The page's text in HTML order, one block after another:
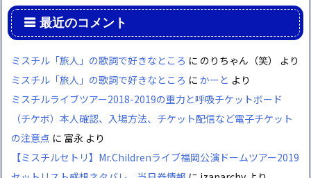
最近のコメント
ミスチル「旅人」の歌詞で好きなところ に のりちゃん（笑）
より
ミスチル「旅人」の歌詞で好きなところ に かーと より
ミスチルライブツアー2018-2019の重力と呼吸チケットボード
（チケボ）本人確認、入場方法、チケット配信など電子チケット
の注意点 に 富永 より
【ミスチルセトリ】Mr.Childrenライブ福岡公演ドームツアー2019